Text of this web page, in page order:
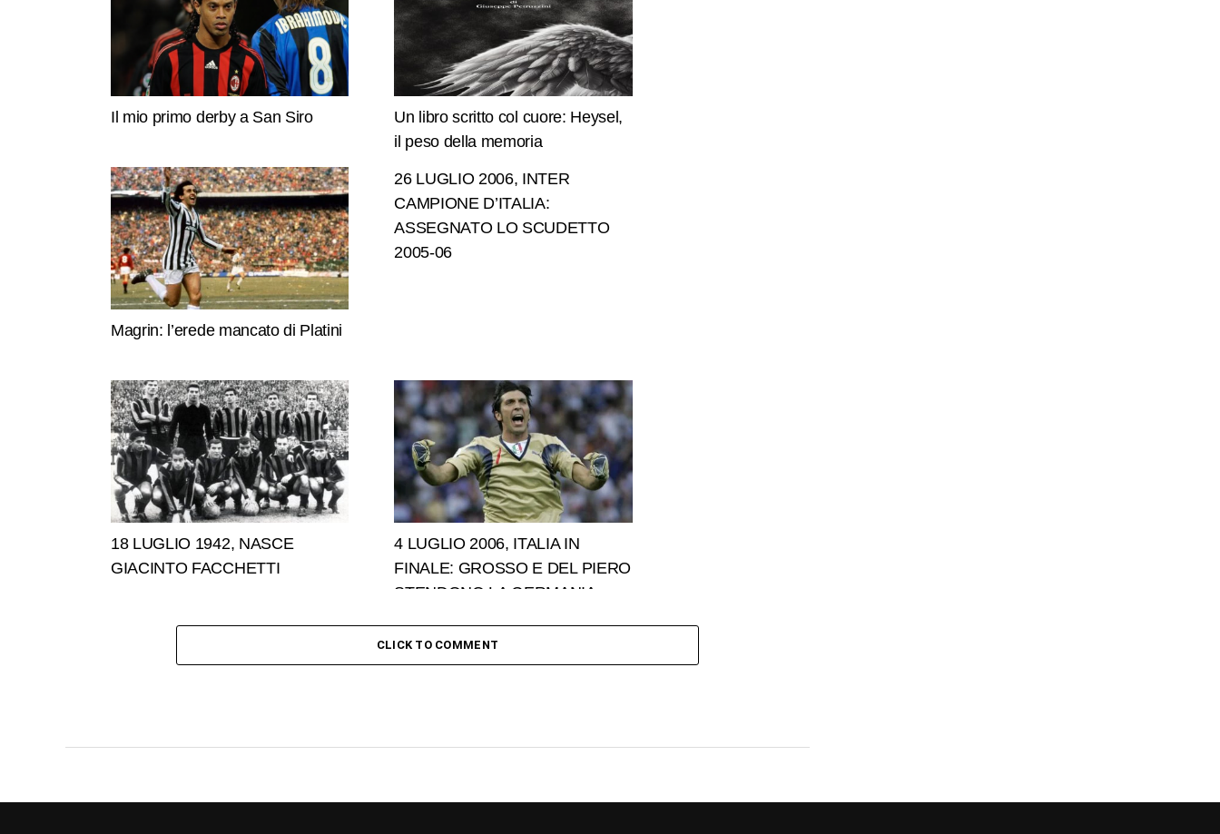
Il mio primo derby a San Siro
Un libro scritto col cuore: Heysel,
il peso della memoria
Magrin: l’erede mancato di Platini
26 LUGLIO 2006, INTER
CAMPIONE D’ITALIA:
ASSEGNATO LO SCUDETTO
2005-06
18 LUGLIO 1942, NASCE
GIACINTO FACCHETTI
4 LUGLIO 2006, ITALIA IN
FINALE: GROSSO E DEL PIERO
STENDONO LA GERMANIA
CLICK TO COMMENT